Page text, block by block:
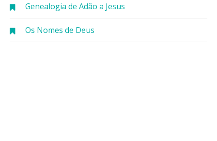
Genealogia de Adão a Jesus
Os Nomes de Deus